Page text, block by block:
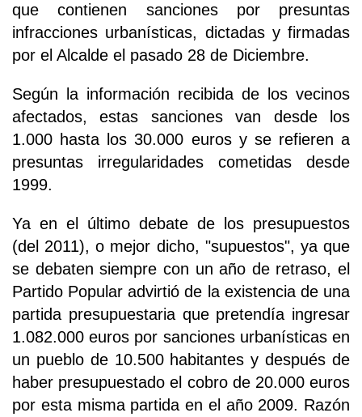
que contienen sanciones por presuntas
infracciones urbanísticas, dictadas y firmadas
por el Alcalde el pasado 28 de Diciembre.
Según la información recibida de los vecinos
afectados, estas sanciones van desde los
1.000 hasta los 30.000 euros y se refieren a
presuntas irregularidades cometidas desde
1999.
Ya en el último debate de los presupuestos
(del 2011), o mejor dicho, "supuestos", ya que
se debaten siempre con un año de retraso, el
Partido Popular advirtió de la existencia de una
partida presupuestaria que pretendía ingresar
1.082.000 euros por sanciones urbanísticas en
un pueblo de 10.500 habitantes y después de
haber presupuestado el cobro de 20.000 euros
por esta misma partida en el año 2009. Razón